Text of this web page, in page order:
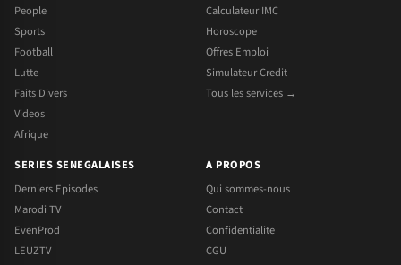
People
Sports
Football
Lutte
Faits Divers
Videos
Afrique
Calculateur IMC
Horoscope
Offres Emploi
Simulateur Credit
Tous les services →
SERIES SENEGALAISES
Derniers Episodes
Marodi TV
EvenProd
LEUZTV
A PROPOS
Qui sommes-nous
Contact
Confidentialite
CGU